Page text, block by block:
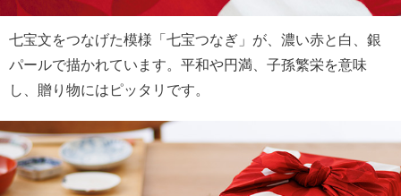
七宝文をつなげた模様「七宝つなぎ」が、濃い赤と白、銀
パールで描かれています。平和や円満、子孫繁栄を意味
し、贈り物にはピッタリです。